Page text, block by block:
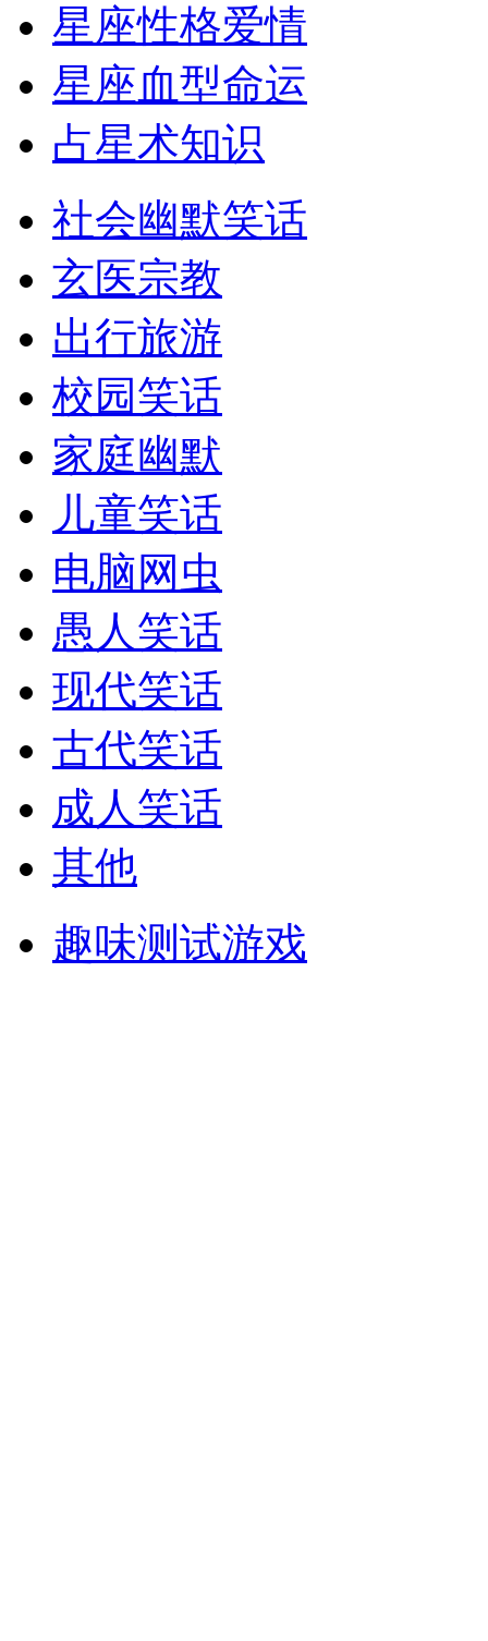
星座性格爱情
星座血型命运
占星术知识
社会幽默笑话
玄医宗教
出行旅游
校园笑话
家庭幽默
儿童笑话
电脑网虫
愚人笑话
现代笑话
古代笑话
成人笑话
其他
趣味测试游戏